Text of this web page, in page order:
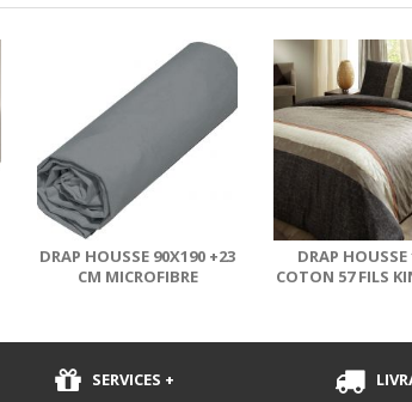
DRAP HOUSSE 90X190 +23
CM MICROFIBRE
DRAP HOUSSE
COTON 57 FILS
SERVICES +